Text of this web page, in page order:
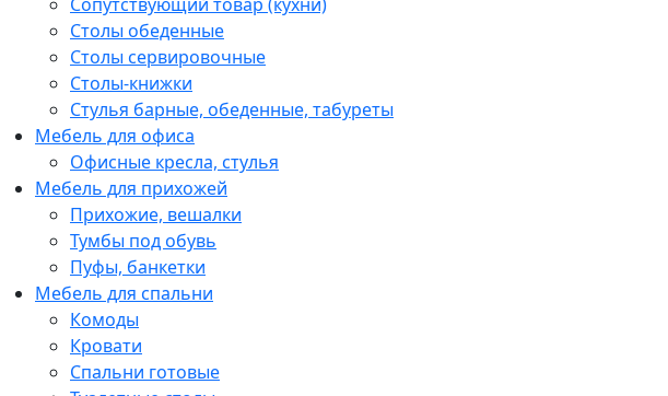
Столы обеденные
Столы сервировочные
Столы-книжки
Стулья барные, обеденные, табуреты
Мебель для офиса
Офисные кресла, стулья
Мебель для прихожей
Прихожие, вешалки
Тумбы под обувь
Пуфы, банкетки
Мебель для спальни
Комоды
Кровати
Спальни готовые